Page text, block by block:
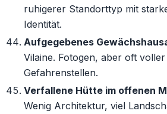
ruhigerer Standorttyp mit
Identität.
Aufgegebenes
Vilaine. Fotogen, aber oft
Gefahrenstellen.
Verfallene Hütte im offenen
Wenig Architektur, viel